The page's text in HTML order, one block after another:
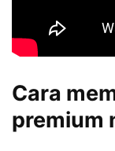
Cara
premium